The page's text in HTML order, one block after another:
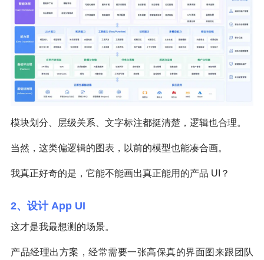
模块划分、层级关系、文字标注都挺清楚，逻辑也合理。
当然，这类偏逻辑的图表，以前的模型也能凑合画。
我真正好奇的是，它能不能画出真正能用的产品 UI？
2、设计 App UI
这才是我最想测的场景。
产品经理出方案，经常需要一张高保真的界面图来跟团队